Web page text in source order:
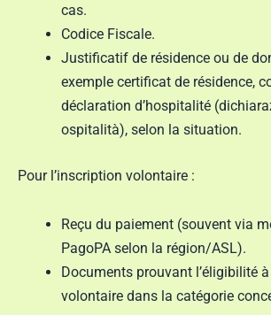
cas.
Codice Fiscale.
Justificatif de résidence ou de
exemple certificat de résidence,
déclaration d’hospitalité
ospitalità), selon la situation.
Pour l’inscription volontaire :
Reçu du paiement (souvent via
PagoPA selon la région/ASL).
Documents prouvant l’éligibilité
volontaire dans la catégorie